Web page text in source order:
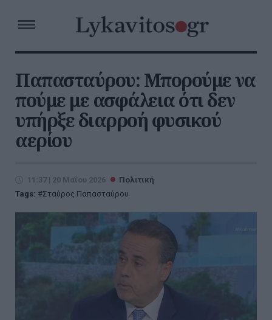
Παπασταύρου: Μπορούμε να
πούμε με ασφάλεια ότι δεν
υπήρξε διαρροή φυσικού
αερίου
11:37 | 20 Μαΐου 2026
Πολιτική
Tags:
Σταύρος Παπασταύρου